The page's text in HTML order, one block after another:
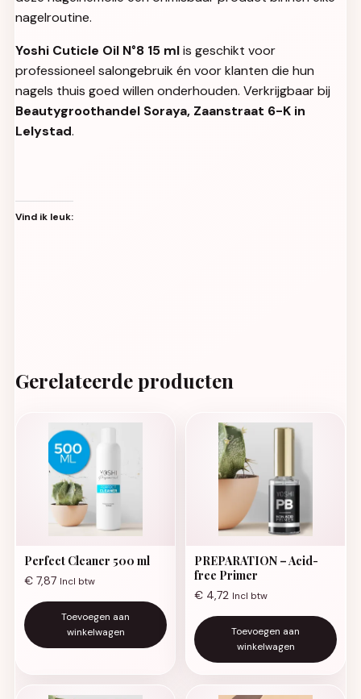
nagelroutine.
Yoshi Cuticle Oil N°8 15 mlis geschikt voor
professioneel salongebruik én voor klanten die hun
nagels thuis goed willen onderhouden. Verkrijgbaar bij
Beautygroothandel Soraya, Zaanstraat 6-K in
Lelystad.
Vind ik leuk:
Gerelateerde producten
Perfect Cleaner 500 ml
€ 7,87 Incl btw
Toevoegen aan
winkelwagen
PREPARATION – Acid-
free Primer
€ 4,72 Incl btw
Toevoegen aan
winkelwagen